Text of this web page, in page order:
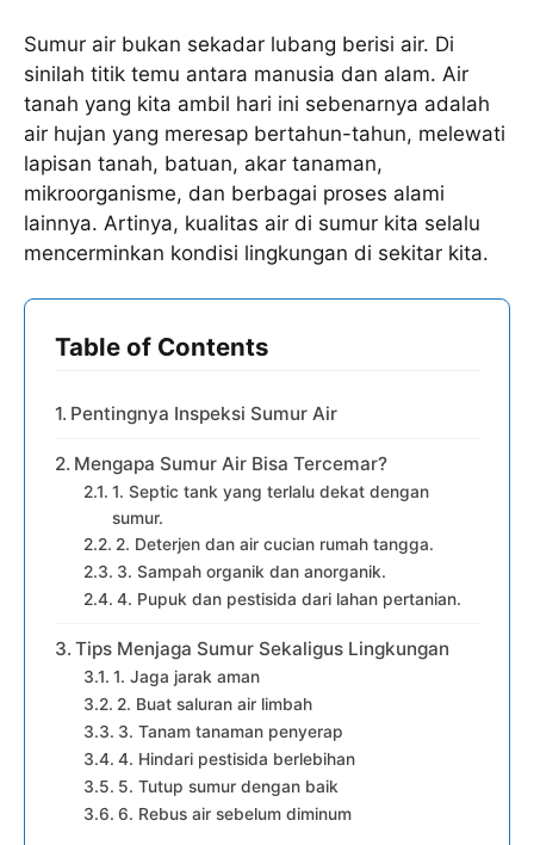
Sumur air bukan sekadar lubang berisi air. Di
sinilah titik temu antara manusia dan alam. Air
tanah yang kita ambil hari ini sebenarnya adalah
air hujan yang meresap bertahun-tahun, melewati
lapisan tanah, batuan, akar tanaman,
mikroorganisme, dan berbagai proses alami
lainnya. Artinya, kualitas air di sumur kita selalu
mencerminkan kondisi lingkungan di sekitar kita.
Table of Contents
Pentingnya Inspeksi Sumur Air
Mengapa Sumur Air Bisa Tercemar?
1. Septic tank yang terlalu dekat dengan
sumur.
2. Deterjen dan air cucian rumah tangga.
3. Sampah organik dan anorganik.
4. Pupuk dan pestisida dari lahan pertanian.
Tips Menjaga Sumur Sekaligus Lingkungan
1. Jaga jarak aman
2. Buat saluran air limbah
3. Tanam tanaman penyerap
4. Hindari pestisida berlebihan
5. Tutup sumur dengan baik
6. Rebus air sebelum diminum